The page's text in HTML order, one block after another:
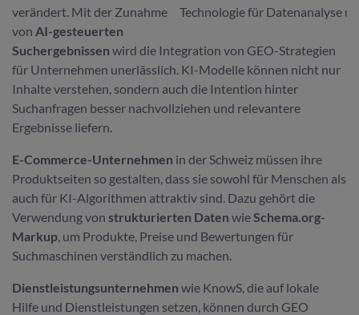
Technologie für Datenanalyse
verändert. Mit der Zunahme
von AI-gesteuerten
Suchergebnissen wird die Integration von GEO-Strategien
für Unternehmen unerlässlich. KI-Modelle können nicht nur
Inhalte verstehen, sondern auch die Intention hinter
Suchanfragen besser nachvollziehen und relevantere
Ergebnisse liefern.
E-Commerce-Unternehmen in der Schweiz müssen ihre
Produktseiten so gestalten, dass sie sowohl für Menschen als
auch für KI-Algorithmen attraktiv sind. Dazu gehört die
Verwendung von strukturierten Daten wieSchema.org-
Markup, um Produkte, Preise und Bewertungen für
Suchmaschinen verständlich zu machen.
Dienstleistungsunternehmen wie KnowS, die auf lokale
Hilfe und Dienstleistungen setzen, können durch GEO